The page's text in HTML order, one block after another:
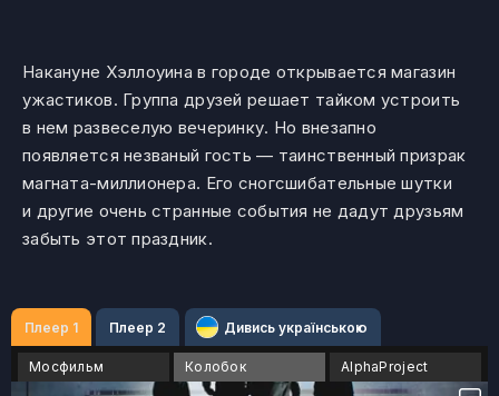
Накануне Хэллоуина в городе открывается магазин
ужастиков. Группа друзей решает тайком устроить
в нем развеселую вечеринку. Но внезапно
появляется незваный гость — таинственный призрак
магната-миллионера. Его сногсшибательные шутки
и другие очень странные события не дадут друзьям
забыть этот праздник.
Плеер 1 Плеер 2 Дивись українською
Мосфильм Колобок AlphaProject